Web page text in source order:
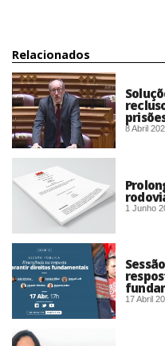
Relacionados
8 Abril
1 Junho
17 Abril